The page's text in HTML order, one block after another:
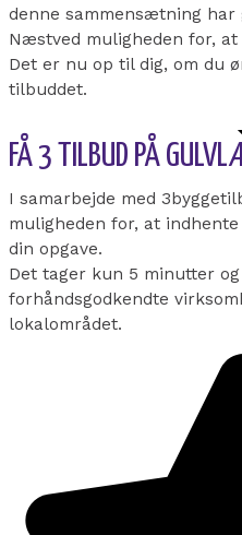
denne sammensætning
Næstved muligheden for,
Det er nu op til dig, om du
tilbuddet.
FÅ 3 TILBUD PÅ
I samarbejde med
muligheden for, at
din opgave.
Det tager kun 5 minutter
forhåndsgodkendte
lokalområdet.